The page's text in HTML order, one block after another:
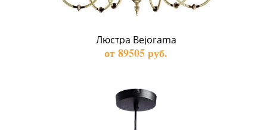
Люстра Bejorama
от 89505 руб.